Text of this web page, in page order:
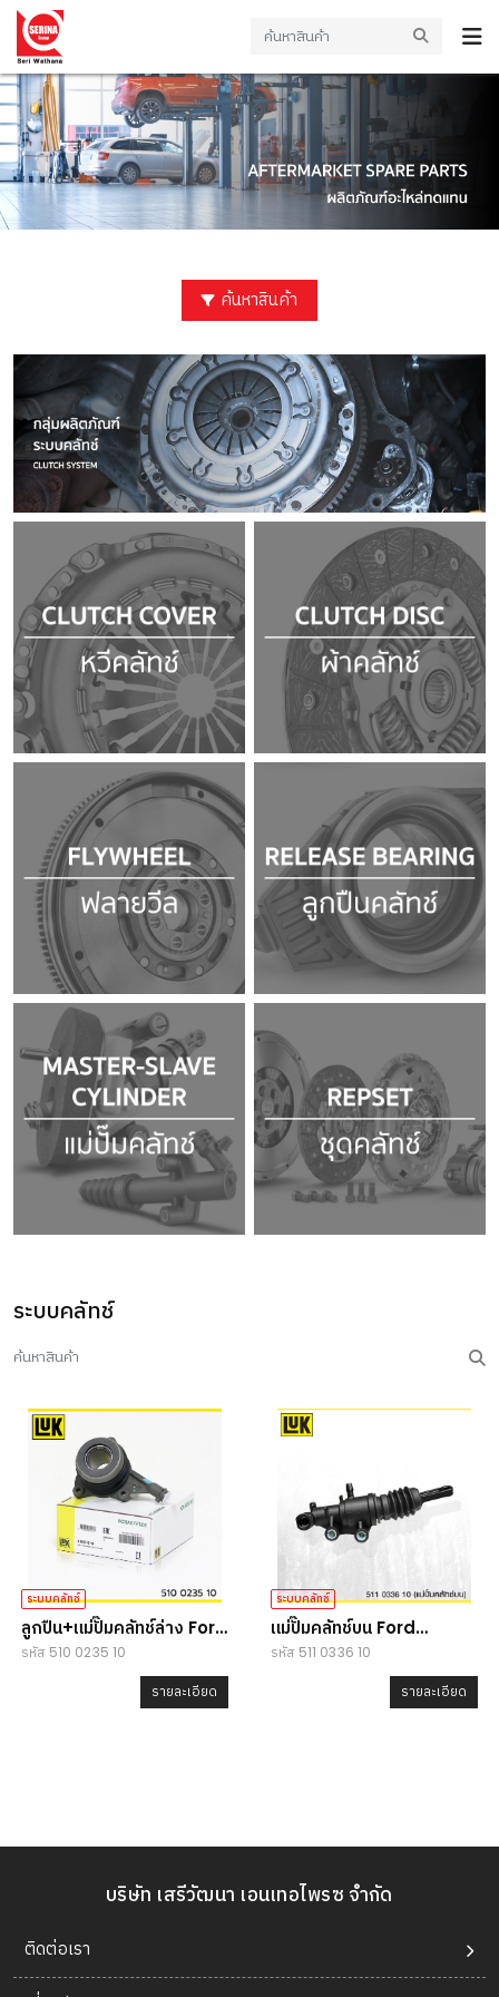
ค้นหาสินค้า
ระบบคลัทช์
ระบบคลัทช์
ลูกปืน+แม่ปั๊มคลัทช์ล่าง Ford
Ranger 2.2/3.2 (T6) /
Mazda BT50Pro
รหัส 510 0235 10
รายละเอียด
ระบบคลัทช์
แม่ปั๊มคลัทช์บน Ford
Ranger 2.2/3.2 (T6) /
Mazda BT50Pro
รหัส 511 0336 10
รายละเอียด
บริษัท เสรีวัฒนา เอนเทอไพรซ จำกัด
ติดต่อเรา